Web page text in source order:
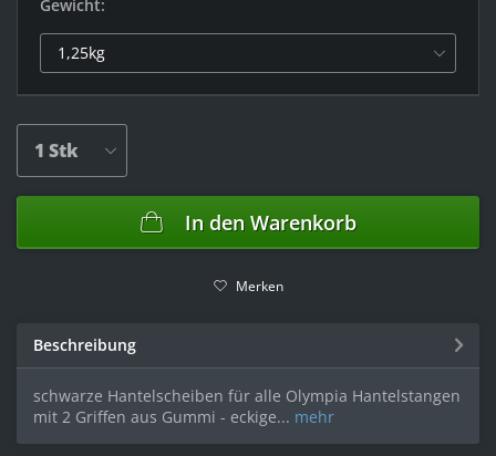
Gewicht:
In den Warenkorb
Merken
Beschreibung
schwarze Hantelscheiben für alle Olympia Hantelstangen
mit 2 Griffen aus Gummi - eckige... mehr